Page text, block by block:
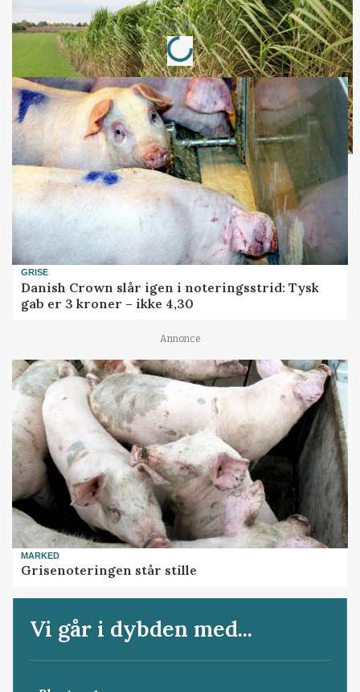
Annonce
Loading...
GRISE
Danish Crown slår igen i noteringsstrid: Tysk
gab er 3 kroner – ikke 4,30
Annonce
MARKED
Grisenoteringen står stille
Vi går i dybden med...